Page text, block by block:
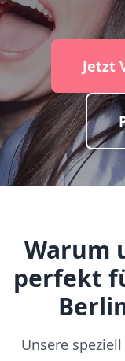
Jetzt
Warum
perfekt
Unsere